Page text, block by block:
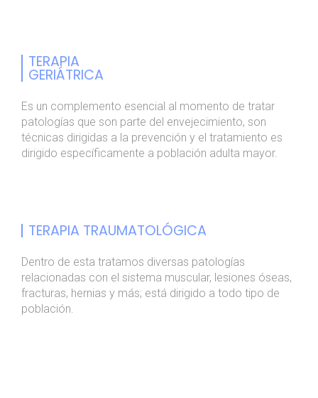
TERAPIA
GERIÁTRICA
Es un complemento esencial al momento de tratar
patologías que son parte del envejecimiento, son
técnicas dirigidas a la prevención y el tratamiento es
dirigido específicamente a población adulta mayor.
TERAPIA TRAUMATOLÓGICA
Dentro de esta tratamos diversas patologías
relacionadas con el sistema muscular, lesiones óseas,
fracturas, hernias y más; está dirigido a todo tipo de
población.